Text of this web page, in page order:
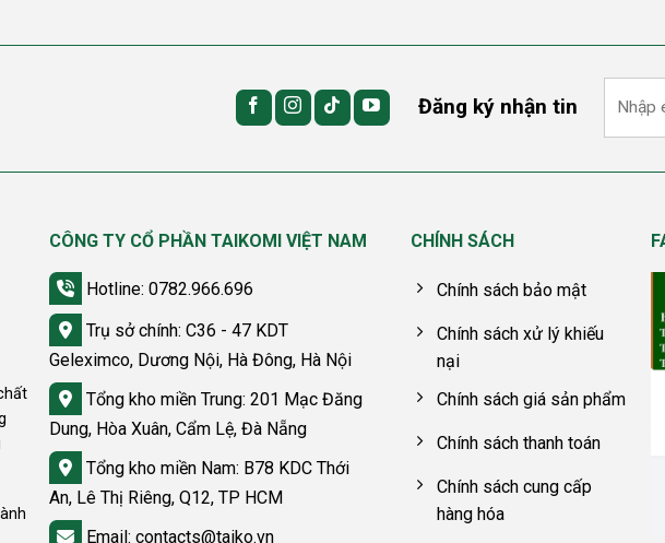
Đăng ký nhận tin
CÔNG TY CỔ PHẦN TAIKOMI VIỆT NAM
Hotline: 0782.966.696
Trụ sở chính: C36 - 47 KDT
Geleximco, Dương Nội, Hà Đông, Hà Nội
Tổng kho miền Trung: 201 Mạc Đăng
Dung, Hòa Xuân, Cẩm Lệ, Đà Nẵng
Tổng kho miền Nam: B78 KDC Thới
An, Lê Thị Riêng, Q12, TP HCM
Email: contacts@taiko.vn
CHÍNH SÁCH
Chính sách bảo mật
Chính sách xử lý khiếu
nại
Chính sách giá sản phẩm
Chính sách thanh toán
Chính sách cung cấp
hàng hóa